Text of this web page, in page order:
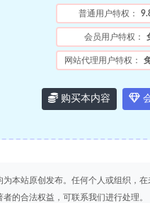
普通用户特权：
会员用户特权：
网站代理用户特权：
购买本内容
本站原创发布。任何个人或组织，
的合法权益，可联系我们进行处理。